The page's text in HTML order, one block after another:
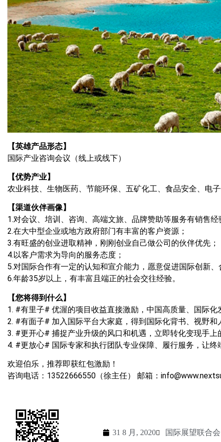
【英雄产品形态】
国际产业咨询会议（线上或线下）
【优势产业】
农业科技、生物医药、节能环保、五矿化工、食品安全、电
【渠道伙伴画像】
1.对会议、培训、咨询、高端文旅、品牌赞助等服务有销售经
2.在大中型企业或地方政府部门有丰富的客户资源；
3.有旺盛的创业进取精神，刚刚创业自己做公司的伙伴优先；
4.以客户需求为导向的服务态度；
5.对国际合作有一定的认知和宣介能力，愿意促进国际创新
6.年龄35岁以上，有丰富且端正的社会交往经验。
【您将得到什么】
1. #有里子# 优渥的项目收益直接激励，中国高质量、国际化
2. #有面子# 加入国际平台大家庭，得到国际化背书、视野和
3. #更开心# 捕捉产业升级的风口和机遇，立即转化变现手上
4. #更放心# 国际专家和执行团队专业保障、履行服务，让
欢迎伯乐，推荐即获红包激励！
咨询电话：13522666550（徐主任） 邮箱：
31 8 月, 2020 国际展望联合